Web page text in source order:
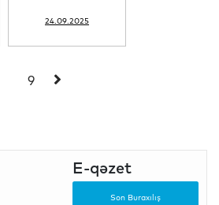
24.09.2025
9
E-qəzet
Son Buraxılış